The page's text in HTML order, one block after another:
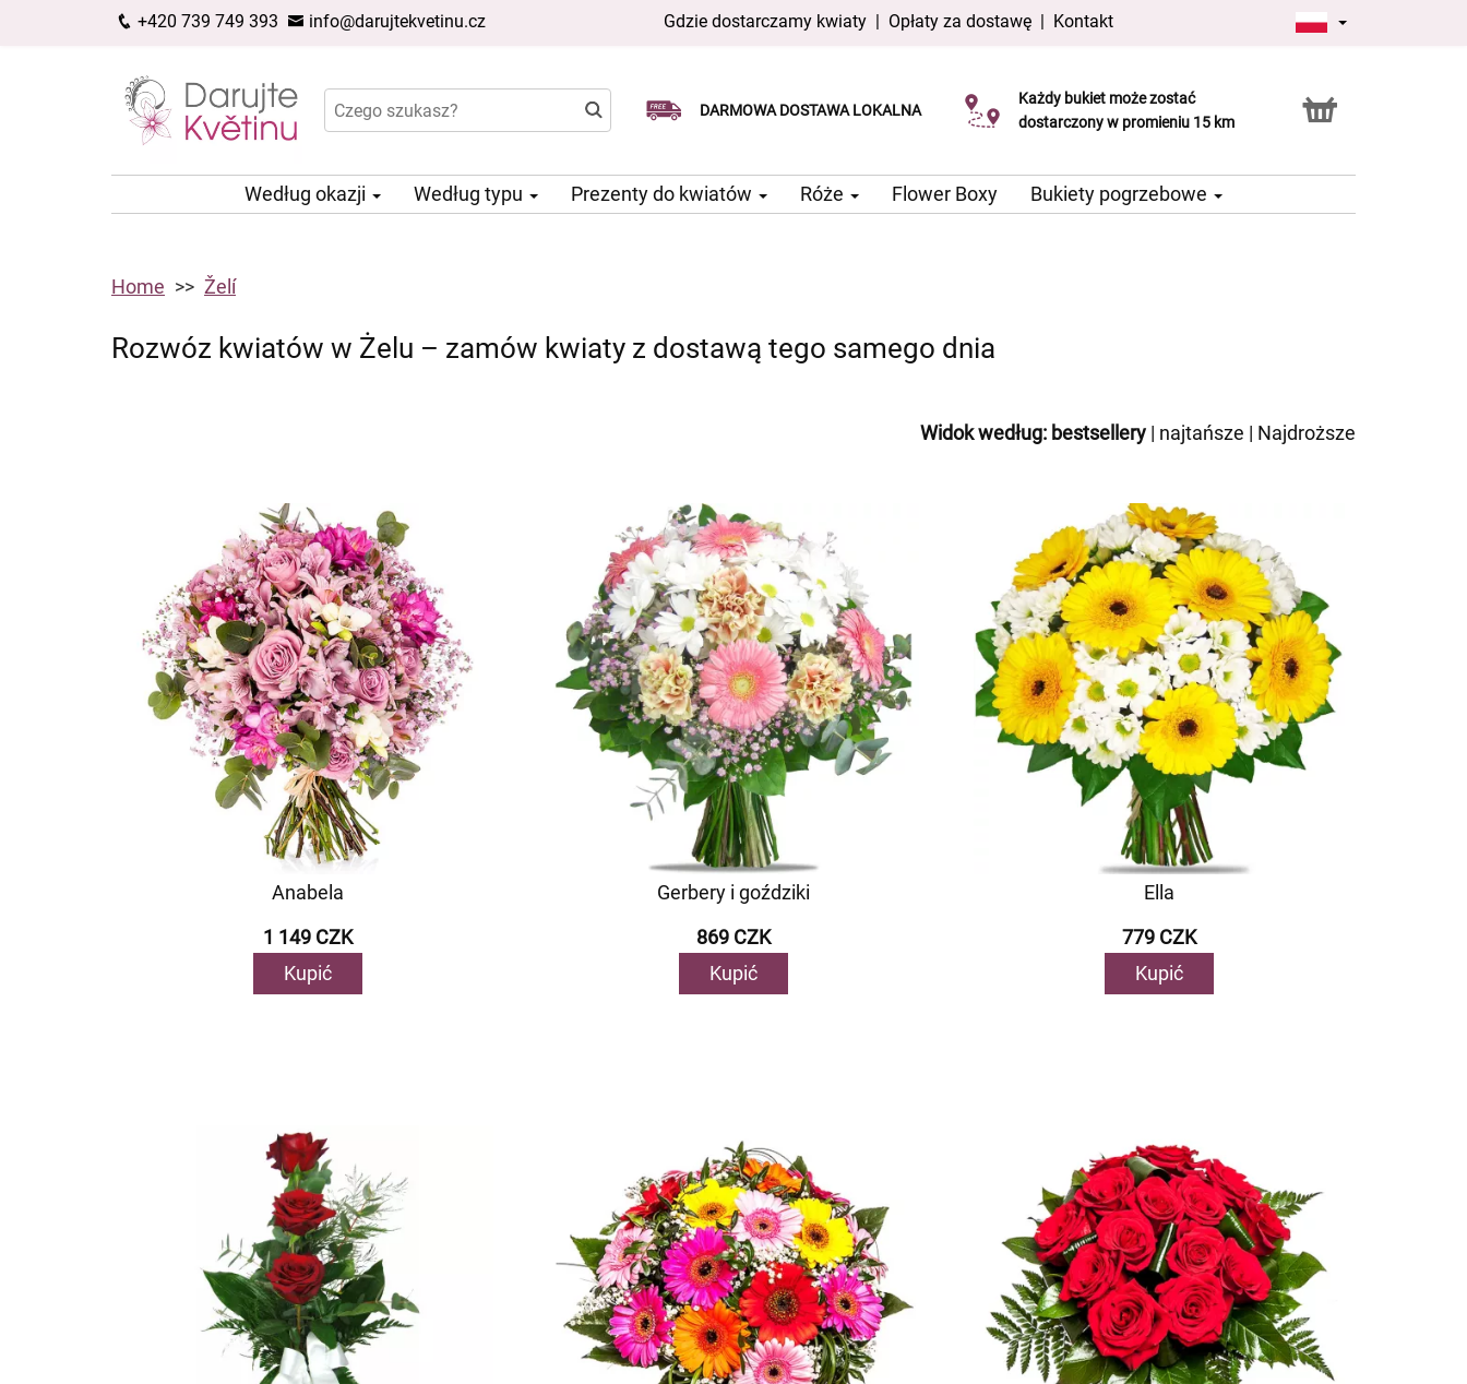
+420 739 749 393 info@darujtekvetinu.cz Gdzie dostarczamy kwiaty | Opłaty za dostawę | Kontakt
DARMOWA DOSTAWA LOKALNA
Dostawa tego samego dnia
Wybierz datę dostawy
Każdy bukiet może zostać
dostarczony w promieniu 15 km
Usługa Click & Collect
Według okazji Według typu Prezenty do kwiatów Róże Flower Boxy Bukiety pogrzebowe
Home Želí
Rozwóz kwiatów w Żelu – zamów kwiaty z dostawą tego samego dnia
Widok według: bestsellery | najtańsze | Najdroższe
Anabela
1 149 CZK
Kupić
Gerbery i goździki
869 CZK
Kupić
Ella
779 CZK
Kupić